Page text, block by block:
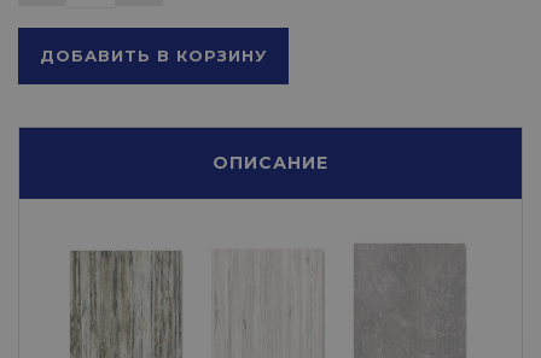
ДОБАВИТЬ В КОРЗИНУ
ОПИСАНИЕ